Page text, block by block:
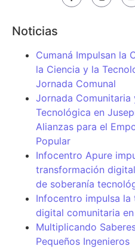
Noticias
Cumaná Impulsan la
la Ciencia y la
Jornada Comunal
Jornada Comunitaria
Tecnológica en
Alianzas para el
Popular
Infocentro Apure
transformación
de soberanía
Infocentro impulsa la
digital comunitaria
Multiplicando
Pequeños Ingenieros